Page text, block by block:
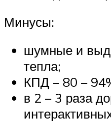
Минусы:
шумные и
тепла;
КПД – 80 –
в 2 – 3 раза